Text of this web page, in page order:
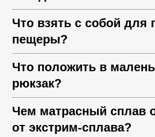
Что взять с собой для
пещеры?
Что положить в
рюкзак?
Чем матрасный сплав
от экстрим-сплава?